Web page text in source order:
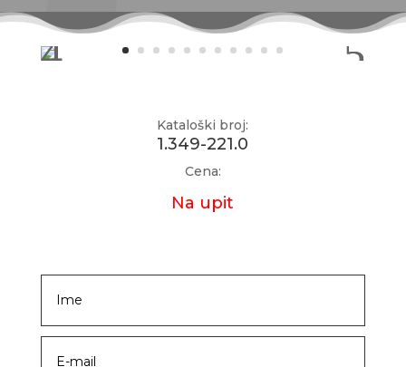
Kataloški broj:
1.349-221.0
Cena:
Na upit